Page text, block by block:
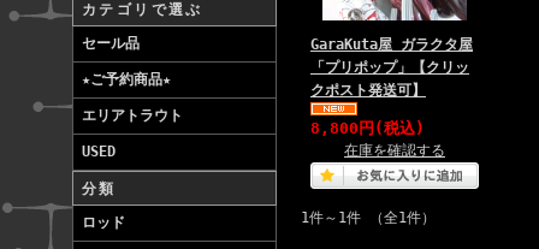
カテゴリで選ぶ
セール品
★ご予約商品★
エリアトラウト
USED
分類
ロッド
GaraKuta屋 ガラクタ屋
「プリポップ」【クリッ
クポスト発送可】
8,800円(税込)
在庫を確認する
1件～1件 （全1件）